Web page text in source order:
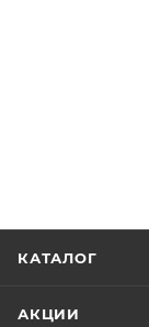
КАТАЛОГ
АКЦИИ